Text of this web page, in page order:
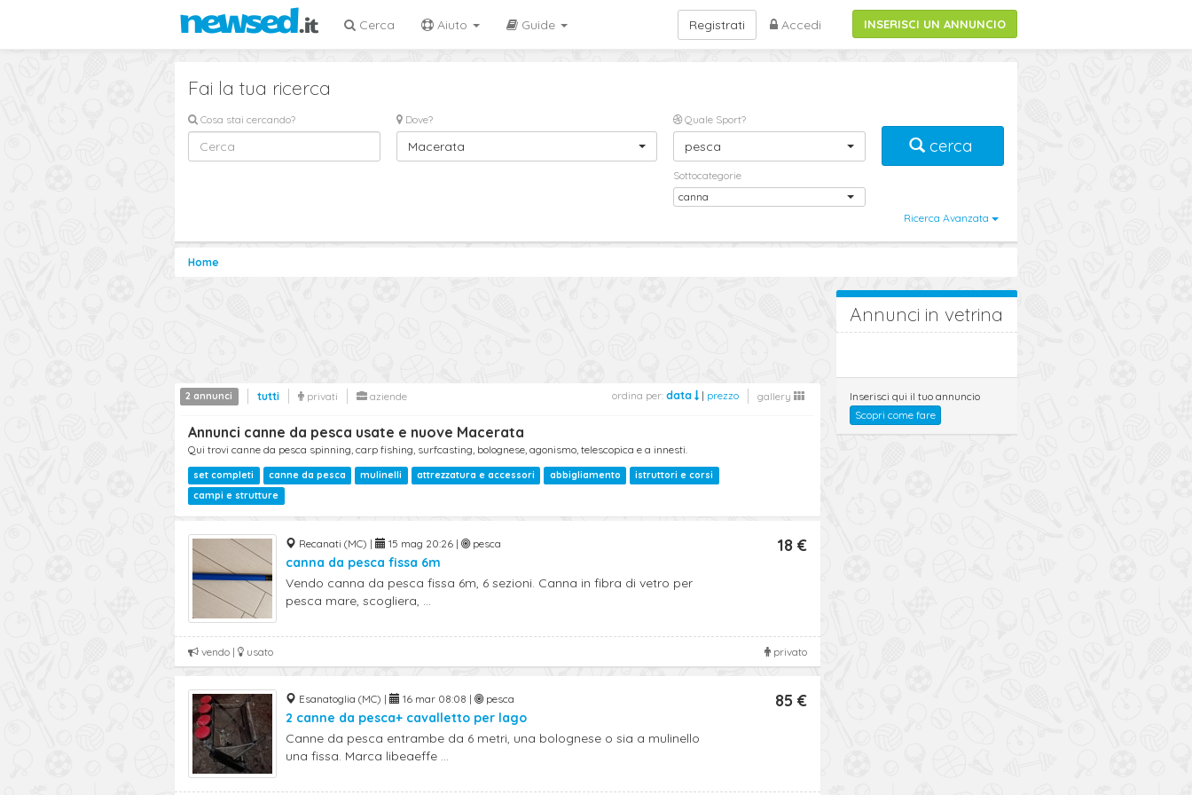
INSERISCI UN ANNUNCIO
Cerca Aiuto Guide Accedi
Registrati
Fai la tua ricerca
Cosa stai cercando? Dove?
Macerata
Quale Sport?
pesca
Sottocategorie
canna
cerca
Ricerca Avanzata
Home
tutti privati aziende
2 annunci ordina per: data | prezzo gallery
Annunci canne da pesca usate e nuove Macerata
Qui trovi canne da pesca spinning, carp fishing, surfcasting, bolognese, agonismo, telescopica e a innesti.
set completi canne da pesca mulinelli attrezzatura e accessori abbigliamento
istruttori e corsi
campi e strutture
Recanati (MC) | 15 mag 20:26 | pesca
canna da pesca fissa 6m
Vendo canna da pesca fissa 6m, 6 sezioni. Canna in fibra di vetro per
pesca mare, scogliera, ...
18 €
privato
vendo | usato
Esanatoglia (MC) | 16 mar 08:08 | pesca
2 canne da pesca+ cavalletto per lago
Canne da pesca entrambe da 6 metri, una bolognese o sia a mulinello
una fissa. Marca libeaeffe ...
85 €
Annunci in vetrina
Inserisci qui il tuo annuncio
Scopri come fare